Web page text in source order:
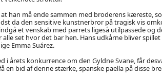
han må ende sammen med broderens kæreste,
da den sensitive kunstnerbror på tragisk vis
et venskab med parrets ligeså utilpassede og
set hvor det bar hen. Hans udkårne bliver
Emma Suárez.
i årets konkurrence om den Gyldne Svane, får
en bid af denne stærke, spanske paella på disse